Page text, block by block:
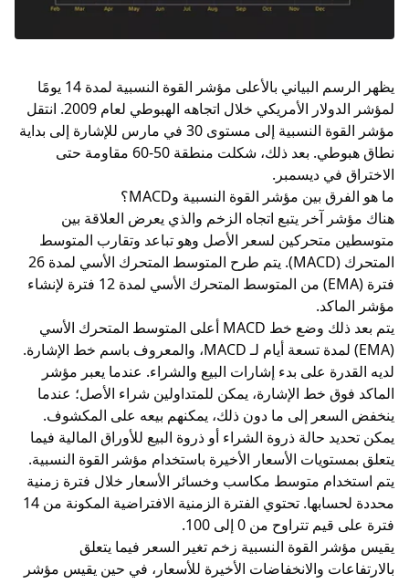
يظهر الرسم البياني
بالأعلى مؤشر القوة النسبية لمدة 14 يومًا
لمؤشر الدولار الأمريكي خلال اتجاهه الهبوطي لعام 2009. انتقل
مؤشر القوة النسبية إلى مستوى 30 في مارس للإشارة إلى بداية
نطاق هبوطي. بعد ذلك، شكلت منطقة 50-60 مقاومة حتى
الاختراق في ديسمبر.
ما هو الفرق بين مؤشر القوة النسبية وMACD؟
هناك مؤشر آخر يتبع اتجاه الزخم والذي يعرض العلاقة بين
متوسطين متحركين لسعر الأصل وهو تباعد وتقارب المتوسط
المتحرك (MACD). يتم طرح المتوسط المتحرك الأسي لمدة 26
فترة (EMA) من المتوسط ​​المتحرك الأسي لمدة 12 فترة لإنشاء
مؤشر الماكد.
يتم بعد ذلك وضع خط MACD أعلى المتوسط المتحرك الأسي
(EMA) لمدة تسعة أيام لـ MACD، والمعروف باسم خط الإشارة.
لديه القدرة على بدء إشارات البيع والشراء. عندما يعبر مؤشر
الماكد فوق خط الإشارة، يمكن للمتداولين شراء الأصل؛ عندما
ينخفض السعر إلى ما دون ذلك، يمكنهم بيعه على المكشوف.
يمكن تحديد حالة ذروة الشراء أو ذروة البيع للأوراق المالية فيما
يتعلق بمستويات الأسعار الأخيرة باستخدام مؤشر القوة النسبية.
يتم استخدام متوسط مكاسب وخسائر الأسعار خلال فترة زمنية
محددة لحسابها. تحتوي الفترة الزمنية الافتراضية المكونة من 14
فترة على قيم تتراوح من 0 إلى 100.
يقيس مؤشر القوة النسبية زخم تغير السعر فيما يتعلق
بالارتفاعات والانخفاضات الأخيرة للأسعار، في حين يقيس مؤشر